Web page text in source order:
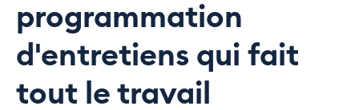
programmation
d'entretiens qui fait
tout le travail